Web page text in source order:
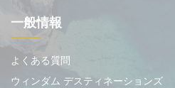
一般情報
よくある質問
ウィンダム デスティネーションズ